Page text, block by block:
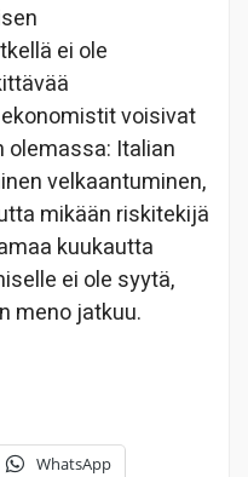
ei ole
voisivat
olemassa: Italian
velkaantuminen,
mikään riskitekijä
kuukautta
ei ole syytä,
meno jatkuu.
WhatsApp